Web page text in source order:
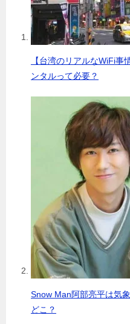
【台湾のリアルなWiFi
ンタルって必要？
Snow Man阿部亮平は気
どこ？